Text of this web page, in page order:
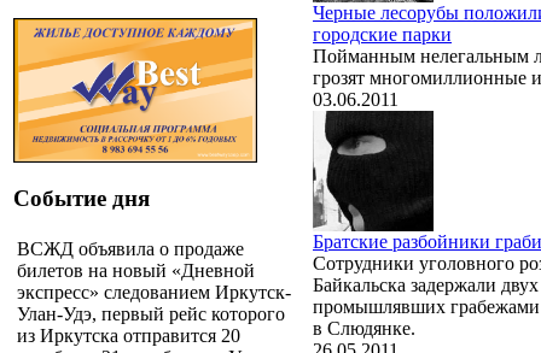
Событие дня
ВСЖД объявила о продаже
билетов на новый «Дневной
экспресс» следованием Иркутск-
Улан-Удэ, первый рейс которого
из Иркутска отправится 20
Черные лесорубы
городские парки
Пойманным нелегальным
грозят многомиллионные
03.06.2011
Братские разбойники
Сотрудники уголовного
Байкальска задержали
промышлявших грабежами
в Слюдянке.